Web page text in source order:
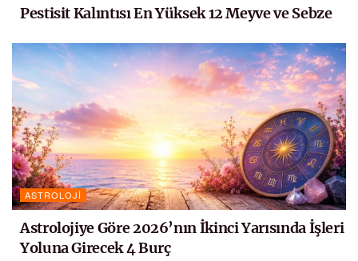
Pestisit Kalıntısı En Yüksek 12 Meyve ve Sebze
ASTROLOJI
Astrolojiye Göre 2026’nın İkinci Yarısında İşleri
Yoluna Girecek 4 Burç